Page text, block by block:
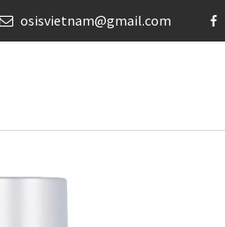
osisvietnam@gmail.com